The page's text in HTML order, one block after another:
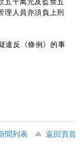
五十萬元及監禁五
理人員亦須負上刑
反《條例》的事
聞列表
返回頁首